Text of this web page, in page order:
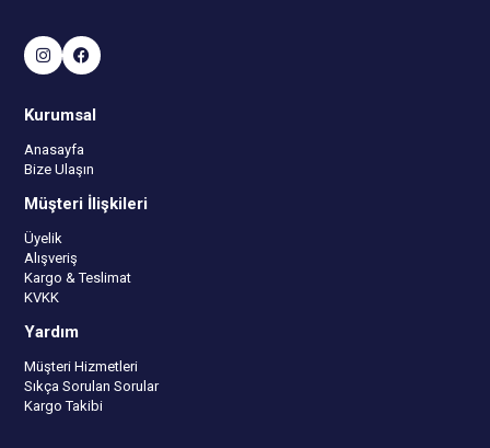
Kurumsal
Anasayfa
Bize Ulaşın
Müşteri İlişkileri
Üyelik
Alışveriş
Kargo & Teslimat
KVKK
Yardım
Müşteri Hizmetleri
Sıkça Sorulan Sorular
Kargo Takibi